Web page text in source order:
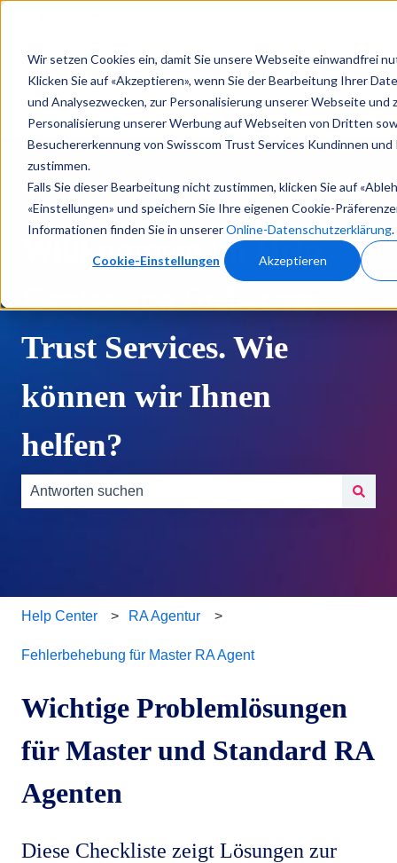
Wir setzen Cookies ein, damit Sie unsere Webseite einwandfrei
Klicken Sie auf «Akzeptieren», wenn Sie der Bearbeitung Ihrer
und Analysezwecken, zur Personalisierung unserer Webseite und
Personalisierung unserer Werbung auf Webseiten von Dritten
Besuchererkennung von Swisscom Trust Services Kundinnen und
zustimmen.
Falls Sie dieser Bearbeitung nicht zustimmen, klicken Sie auf
«Einstellungen» und speichern Sie Ihre eigenen Cookie-
Informationen finden Sie in unsererOnline-Datenschutzerklärung.
Cookie-Einstellungen Akzeptieren
Help
Center
Produktdokumentationen
Willkommen im Help
Center von Swisscom
Trust Services. Wie
können wir Ihnen
helfen?
Help Center RA Agentur
Fehlerbehebung für Master RA Agent
Wichtige Problemlösungen
für Master und Standard RA
Agenten
Diese Checkliste zeigt Lösungen zur